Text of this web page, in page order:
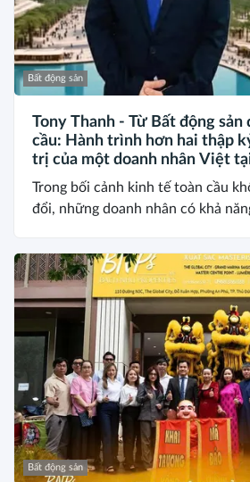
Bất động sản
Tony Thanh - Từ Bất động
cầu: Hành trình hơn hai thập
trị của một doanh nhân Việt
Trong bối cảnh kinh tế toàn cầu
đổi, những doanh nhân có khả
Bất động sản